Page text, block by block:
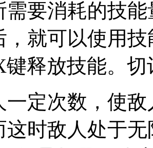
需要消耗的技
，就可以使用
键释放技能。切
一定次数，使
这时敌人处于